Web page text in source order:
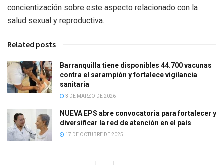
concientización sobre este aspecto relacionado con la
salud sexual y reproductiva.
Related posts
Barranquilla tiene disponibles 44.700 vacunas
contra el sarampión y fortalece vigilancia
sanitaria
3 DE MARZO DE 2026
NUEVA EPS abre convocatoria para fortalecer y
diversificar la red de atención en el país
17 DE OCTUBRE DE 2025